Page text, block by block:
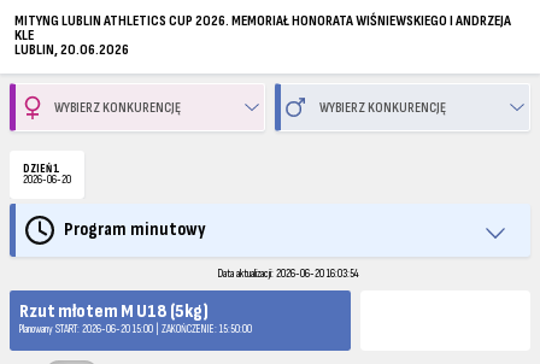
MITYNG LUBLIN ATHLETICS CUP 2026. MEMORIAŁ HONORATA WIŚNIEWSKIEGO I ANDRZEJA
KLE
LUBLIN, 20.06.2026
DZIEŃ 1
2026-06-20
Program minutowy
Data aktualizacji: 2026-06-20 16:03:54
Rzut młotem M U18 (5kg)
Planowany START: 2026-06-20 15:00 | ZAKOŃCZENIE: 15:50:00